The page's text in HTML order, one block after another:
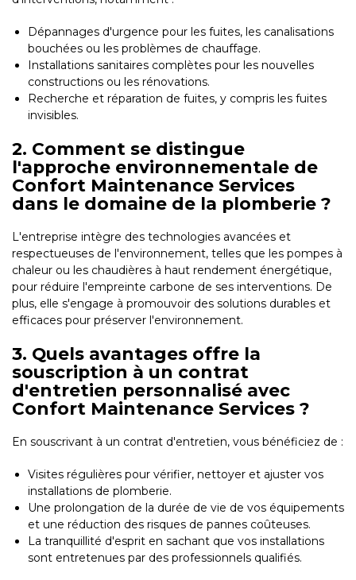
Dépannages d'urgence pour les fuites, les canalisations
bouchées ou les problèmes de chauffage.
Installations sanitaires complètes pour les nouvelles
constructions ou les rénovations.
Recherche et réparation de fuites, y compris les fuites
invisibles.
2. Comment se distingue
l'approche environnementale de
Confort Maintenance Services
dans le domaine de la plomberie ?
L'entreprise intègre des technologies avancées et
respectueuses de l'environnement, telles que les pompes à
chaleur ou les chaudières à haut rendement énergétique,
pour réduire l'empreinte carbone de ses interventions. De
plus, elle s'engage à promouvoir des solutions durables et
efficaces pour préserver l'environnement.
3. Quels avantages offre la
souscription à un contrat
d'entretien personnalisé avec
Confort Maintenance Services ?
En souscrivant à un contrat d'entretien, vous bénéficiez de :
Visites régulières pour vérifier, nettoyer et ajuster vos
installations de plomberie.
Une prolongation de la durée de vie de vos équipements
et une réduction des risques de pannes coûteuses.
La tranquillité d'esprit en sachant que vos installations
sont entretenues par des professionnels qualifiés.